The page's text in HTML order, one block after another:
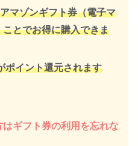
アマゾンギフト券（電子マ
とでお得に購入できま
ポイント還元されます
ギフト券の利用を忘れな